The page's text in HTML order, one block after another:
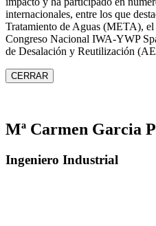
internacionales, entre los que
Tratamiento de Aguas (META),
Congreso Nacional IWA‑YWP
de Desalación y Reutilización
CERRAR
Mª Carmen Garcia
Ingeniero Industrial